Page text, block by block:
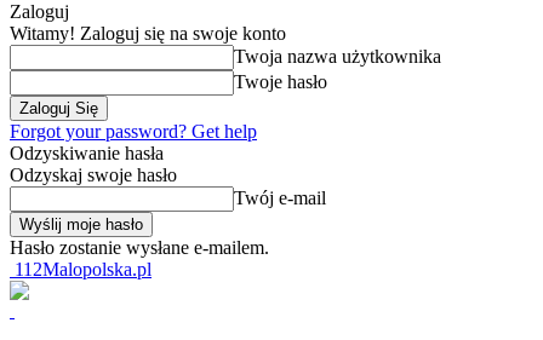
Zaloguj
Witamy! Zaloguj się na swoje konto
Twoja nazwa użytkownika
Twoje hasło
Forgot your password? Get help
Odzyskiwanie hasła
Odzyskaj swoje hasło
Twój e-mail
Hasło zostanie wysłane e-mailem.
112Malopolska.pl